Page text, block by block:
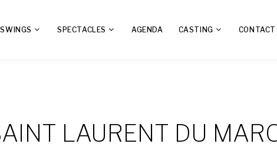
SPECTACLES AGENDA CASTING CONTACT
LAURENT DU